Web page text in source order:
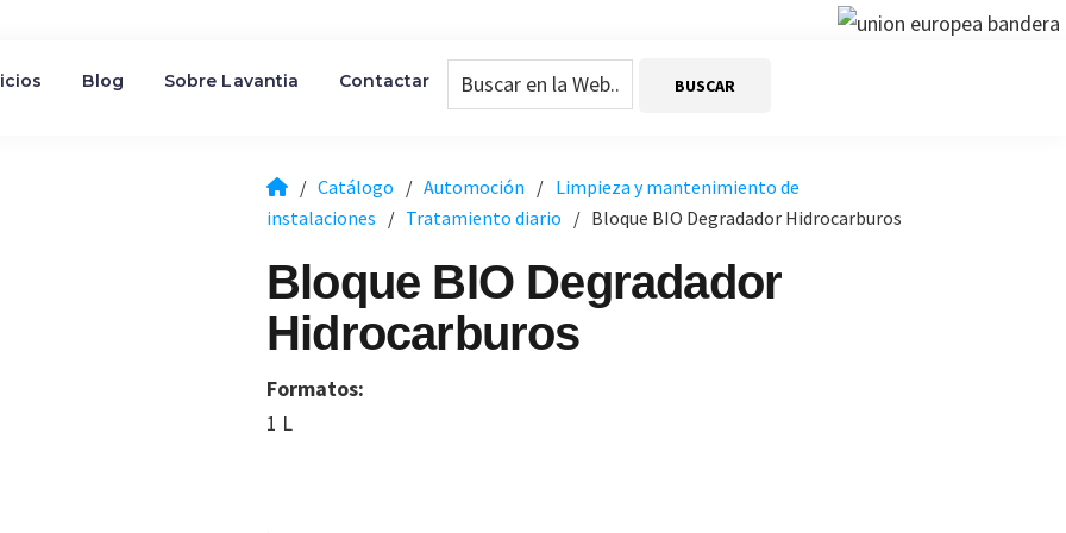
Blog Sobre Lavantia Contactar Buscar
en
la
/ Catálogo / Automoción / Limpieza y mantenimiento de
instalaciones / Tratamiento diario / Bloque BIO Degradador Hidrocarburos
Bloque BIO Degradador
Hidrocarburos
Formatos:
1 L
.